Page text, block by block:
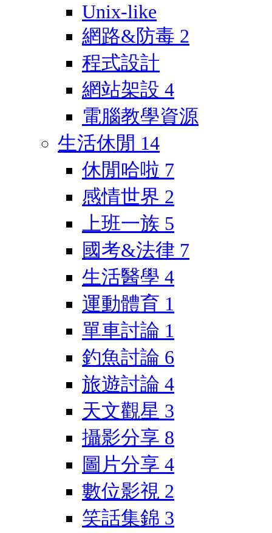
Unix-like
網路&防毒 2
程式設計
網站架設 4
電腦教學資源
生活休閒 14
休閒哈啦 7
感情世界 2
上班一族 5
國考&法律 7
生活醫學 4
運動體育 1
單車討論 1
釣魚討論 6
旅遊討論 4
天文觀星 3
攝影分享 8
圖片分享 4
數位影視 2
笑話集錦 3